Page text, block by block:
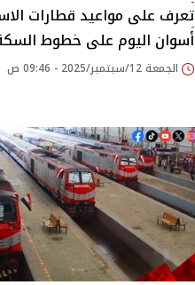
تعرف على مواعيد قطارات
أسوان اليوم على خطوط
الجمعة 12/سبتمبر/2025 - 09:46 ص